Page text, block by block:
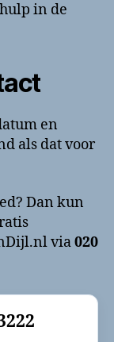
in de
en
als dat voor
Dan kun
via020